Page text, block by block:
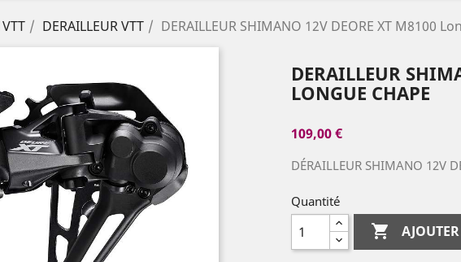
DERAILLEUR VTT DERAILLEUR SHIMANO 12V DEORE XT M8100
DERAILLEUR
LONGUE CHAPE
109,00 €
DÉRAILLEUR SHIMANO 12V
Quantité
